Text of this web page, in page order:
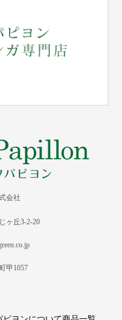
会社
ヶ丘3-2-20
甲1057